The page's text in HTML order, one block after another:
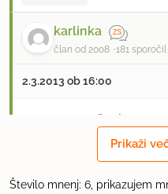
karlinka
član od 2008 181 sporočil
2.3.2013 ob 16:00
Jaz bom mešanico
takšni temperaturi
koristnega. Med bom
prelila z mlekom.
Prikaži
Število mnenj: 6, prikazujem